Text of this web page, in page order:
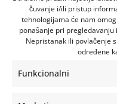
čuvanje i/ili pristup
tehnologijama će nam
ponašanje pri
Nepristanak ili povlačenje
određene
Funkcionalni